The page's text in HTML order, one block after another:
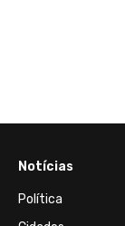
Notícias
Política